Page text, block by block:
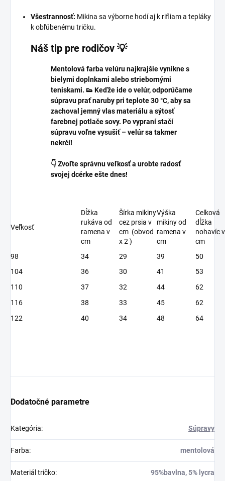
Všestrannosť: Mikina sa výborne hodí aj k rifliam a tepláky
k obľúbenému tričku.
Náš tip pre rodičov 💡
Mentolová farba velúru najkrajšie vynikne s
bielymi doplnkami alebo striebornými
teniskami. 👟 Keďže ide o velúr, odporúčame
súpravu prať naruby pri teplote 30 °C, aby sa
zachoval jemný vlas materiálu a sýtosť
farebnej potlače sovy. Po vypraní stačí
súpravu voľne vysušiť – velúr sa takmer
nekrčí!
👇 Zvoľte správnu veľkosť a urobte radosť
svojej dcérke ešte dnes!
Veľkosť
Dĺžka
rukáva od
ramena v
cm
Šírka mikiny
cez prsia v
cm (obvod
x 2 )
Výška
mikiny od
ramena v
cm
Celková
dĺžka
nohavíc v
cm
98
34 29 39
50
104
36 30 41
53
110
37 32 44
62
116
38 33 45
62
122
40 34 48 64
Dodatočné parametre
Kategória: Súpravy
Farba: mentolová
Materiál tričko: 95%bavlna, 5% lycra